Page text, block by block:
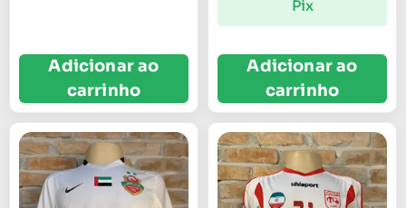
Adicionar ao
carrinho
Pix
Adicionar ao
carrinho